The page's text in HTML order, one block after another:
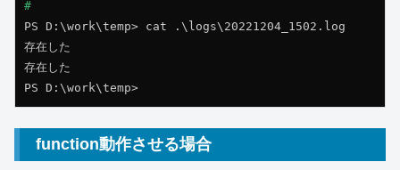
#
PS D:\work\temp> cat .\logs\20221204_1502.log
存在した
存在した
PS D:\work\temp>
function動作させる場合